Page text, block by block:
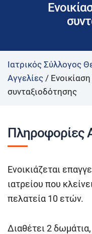
Ιατρικός Σύλλογος
Αγγελίες /
συνταξιοδότησης
Πληροφορίες
Ενοικιάζεται
ιατρείου που
πελατεία 10 ετών.
Διαθέτει 2